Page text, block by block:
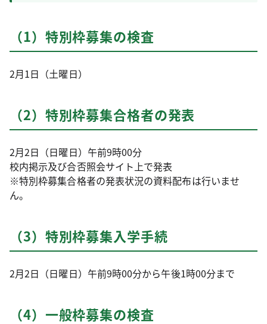
（1）特別枠募集の検査
2月1日（土曜日）
（2）特別枠募集合格者の発表
2月2日（日曜日）午前9時00分
校内掲示及び合否照会サイト上で発表
※特別枠募集合格者の発表状況の資料配布は行いませ
ん。
（3）特別枠募集入学手続
2月2日（日曜日）午前9時00分から午後1時00分まで
（4）一般枠募集の検査